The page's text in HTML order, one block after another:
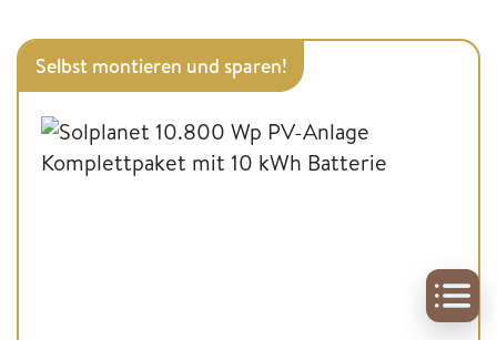
Selbst montieren und sparen!